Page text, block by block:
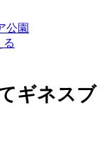
公園
る
ギネスブ